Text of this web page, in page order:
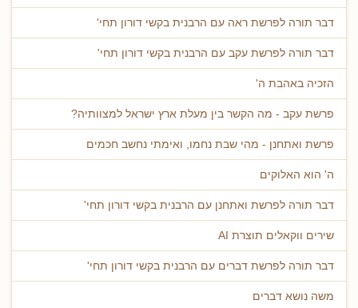
דבר תורה לפרשת ראה עם הרבנית בקשי דורון תחי'
דבר תורה לפרשת עקב עם הרבנית בקשי דורון תחי'
הזכיה באהבת ה'
פרשת עקב - מה הקשר בין מעלת ארץ ישראל למצוותיה?
פרשת ואתחנן - מהי שבת נחמו, ואימתי נחשב חכמים
ה' הוא האלוקים
דבר תורה לפרשת ואתחנן עם הרבנית בקשי דורון תחי'
שירים ווקאלים תוצרת AI
דבר תורה לפרשת דברים עם הרבנית בקשי דורון תחי'
משה נושא דברים